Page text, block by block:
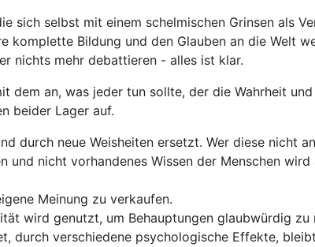
sich selbst mit einem schelmischen Grinsen als
komplette Bildung und den Glauben an die Welt
nichts mehr debattieren - alles ist klar.
dem an, was jeder tun sollte, der die Wahrheit
beider Lager auf.
durch neue Weisheiten ersetzt. Wer diese nicht
und nicht vorhandenes Wissen der Menschen
Meinung zu verkaufen.
wird genutzt, um Behauptungen glaubwürdig zu
durch verschiedene psychologische Effekte,